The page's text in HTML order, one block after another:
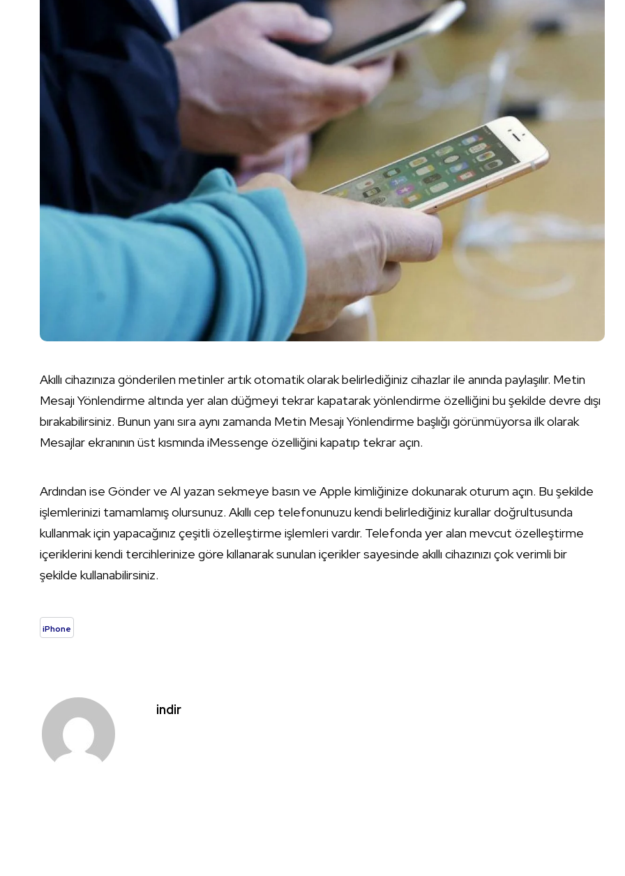
Akıllı cihazınıza gönderilen metinler artık otomatik olarak belirlediğiniz cihazlar ile anında paylaşılır. Metin
Mesajı Yönlendirme altında yer alan düğmeyi tekrar kapatarak yönlendirme özelliğini bu şekilde devre dışı
bırakabilirsiniz. Bunun yanı sıra aynı zamanda Metin Mesajı Yönlendirme başlığı görünmüyorsa ilk olarak
Mesajlar ekranının üst kısmında iMessenge özelliğini kapatıp tekrar açın.
Ardından ise Gönder ve Al yazan sekmeye basın ve Apple kimliğinize dokunarak oturum açın. Bu şekilde
işlemlerinizi tamamlamış olursunuz. Akıllı cep telefonunuzu kendi belirlediğiniz kurallar doğrultusunda
kullanmak için yapacağınız çeşitli özelleştirme işlemleri vardır. Telefonda yer alan mevcut özelleştirme
içeriklerini kendi tercihlerinize göre kıllanarak sunulan içerikler sayesinde akıllı cihazınızı çok verimli bir
şekilde kullanabilirsiniz.
iPhone
indir